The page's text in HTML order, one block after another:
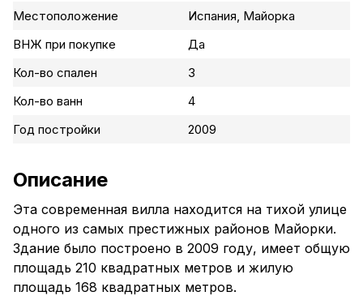
Местоположение
Испания, Майорка
ВНЖ при покупке
Да
Кол-во спален
3
Кол-во ванн
4
Год постройки
2009
Описание
Эта современная вилла находится на тихой улице
одного из самых престижных районов Майорки.
Здание было построено в 2009 году, имеет общую
площадь 210 квадратных метров и жилую
площадь 168 квадратных метров.